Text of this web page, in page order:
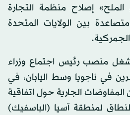
إصلاح منظمة التجارة
بين الولايات المتحدة
منصب رئيس اجتماع وزراء
في ناجويا وسط اليابان، في
الجارية حول اتفاقية
لمنطقة آسيا (الباسفيك)